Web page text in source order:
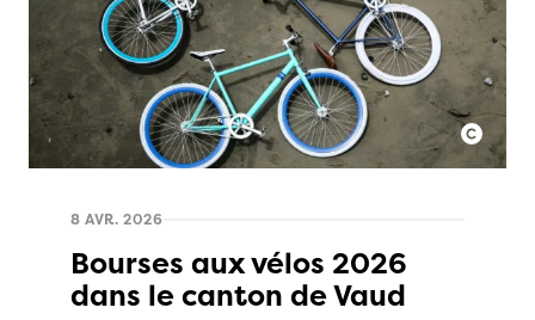
8 AVR. 2026
Bourses aux vélos 2026
dans le canton de Vaud